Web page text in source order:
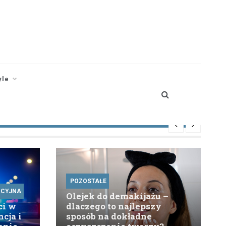
w
i
POZOSTAŁE
Olejek do demakijażu –
dlaczego to najlepszy
sposób na dokładne